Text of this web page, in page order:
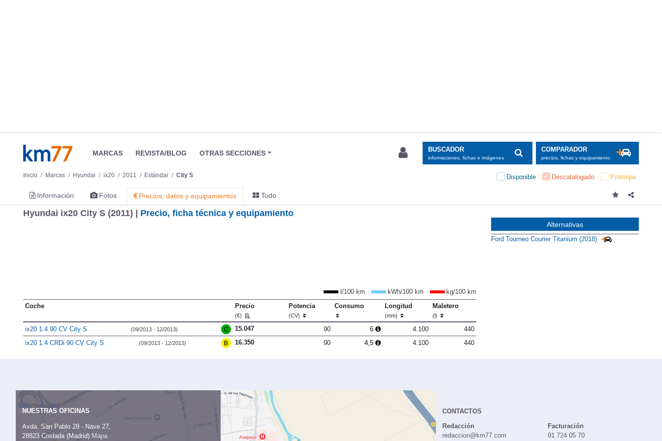
MARCAS REVISTA/BLOG OTRAS SECCIONES BUSCADOR
informaciones, fichas e imágenes
COMPARADOR
precios, fichas y equipamiento
Inicio Marcas Hyundai ix20 2011 Estándar City S Disponible Descatalogado Prototipo
Información Fotos Precios, datos y equipamientos Todo
Hyundai ix20 City S (2011) | Precio, ficha técnica y equipamiento
l/100 km kWh/100 km
kg/100 km
Coche
Precio
(€)
Potencia
(CV)
Consumo Longitud
(mm)
Maletero
(l)
ix20 1.4 90 CV City S (09/2013 - 12/2013) 15.047 90 6 4.100
440
ix20 1.4 CRDi 90 CV City S
(09/2013 - 12/2013) 16.350 90 4,5 4.100 440
Alternativas
Ford Tourneo Courier Titanium (2018)
NUESTRAS OFICINAS
Avda. San Pablo 28 - Nave 27,
28823 Coslada (Madrid) Mapa
CONTACTOS
Redacción
redaccion@km77.com
Facturación
91 724 05 70